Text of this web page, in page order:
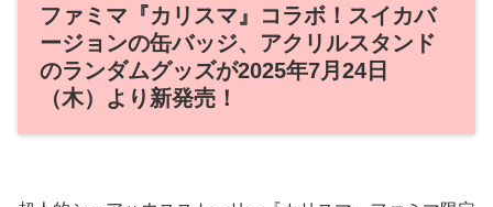
ファミマ『カリスマ』コラボ！スイカバ
ージョンの缶バッジ、アクリルスタンド
のランダムグッズが2025年7月24日
（木）より新発売！